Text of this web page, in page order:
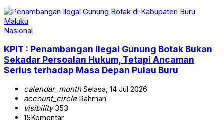
Nasional
KPIT : Penambangan Ilegal Gunung Botak Bukan
Sekadar Persoalan Hukum, Tetapi Ancaman
Serius terhadap Masa Depan Pulau Buru
calendar_monthSelasa, 14 Jul 2026
account_circleRahman
visibility353
15Komentar